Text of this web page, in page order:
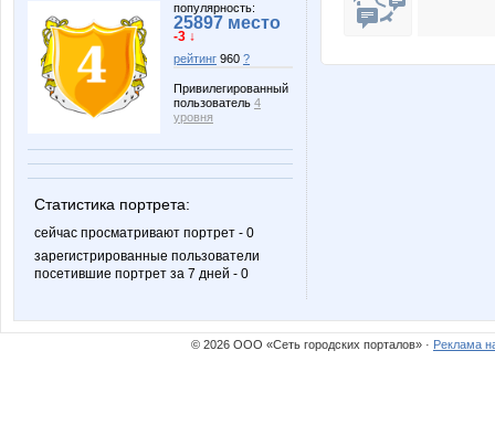
популярность:
25897 место
-3 ↓
рейтинг 960 ?
Привилегированный
пользователь 4
уровня
Статистика портрета:
сейчас просматривают портрет - 0
зарегистрированные пользователи
посетившие портрет за 7 дней - 0
© 2026 ООО «Сеть городских порталов» · Реклама